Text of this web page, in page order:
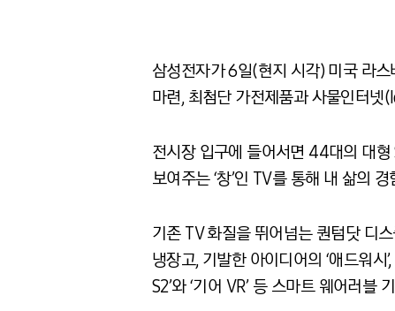
삼성전자가 6일(현지 시각) 미국 라
마련, 최첨단 가전제품과 사물인터넷
전시장 입구에 들어서면 44대의 대
보여주는 ‘창’인 TV를 통해 내 삶의
기존 TV 화질을 뛰어넘는 퀀텀닷 디
냉장고, 기발한 아이디어의 ‘애드워시
S2’와 ‘기어 VR’ 등 스마트 웨어러